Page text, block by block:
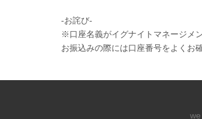
-お詫び-
※口座名義がイグナイトマネージメ
お振込みの際には口座番号をよくお
we